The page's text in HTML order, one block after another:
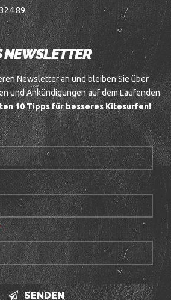
89
NEWSLETTER
Newsletter an und bleiben Sie über
und Ankündigungen auf dem Laufenden.
10 Tipps für besseres Kitesurfen!
SENDEN